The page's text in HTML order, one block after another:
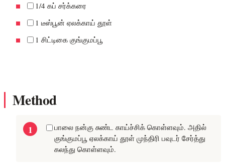
1/4 கப் சர்க்கரை
1 டீஸ்பூன் ஏலக்காய் தூள்
1 சிட்டிகை குங்குமப்பூ
Method
பாலை நன்கு சுண்ட காய்ச்சிக் கொள்ளவும். அதில்
குங்குமப்பூ ஏலக்காய் தூள் முந்திரி பவுடர் சேர்த்து
கலந்து கொள்ளவும்.